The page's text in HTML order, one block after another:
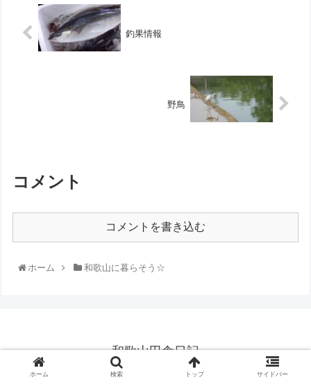
釣果情報
野鳥
コメント
コメントを書き込む
ホーム 和歌山に暮らそう☆
和歌山田舎日記
© 2020 和歌山田舎日記.
ホーム 検索 トップ サイドバー